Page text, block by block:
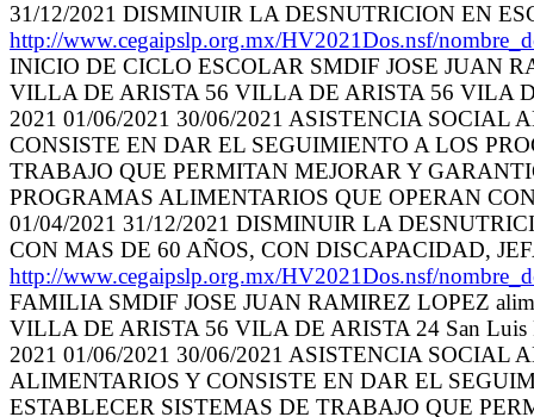
31/12/2021 DISMINUIR LA DESNUTRICION EN
http://www.cegaipslp.org.mx/HV2021Dos.nsf/
INICIO DE CICLO ESCOLAR SMDIF JOSE JUAN
VILLA DE ARISTA 56 VILLA DE ARISTA 56 VILA
2021 01/06/2021 30/06/2021 ASISTENCIA SOCIAL
CONSISTE EN DAR EL SEGUIMIENTO A LOS
TRABAJO QUE PERMITAN MEJORAR Y
PROGRAMAS ALIMENTARIOS QUE OPERAN
01/04/2021 31/12/2021 DISMINUIR LA
CON MAS DE 60 AÑOS, CON DISCAPACIDAD,
http://www.cegaipslp.org.mx/HV2021Dos.nsf/
FAMILIA SMDIF JOSE JUAN RAMIREZ LOPEZ
VILLA DE ARISTA 56 VILA DE ARISTA 24 San
2021 01/06/2021 30/06/2021 ASISTENCIA SOCIAL
ALIMENTARIOS Y CONSISTE EN DAR EL
ESTABLECER SISTEMAS DE TRABAJO QUE